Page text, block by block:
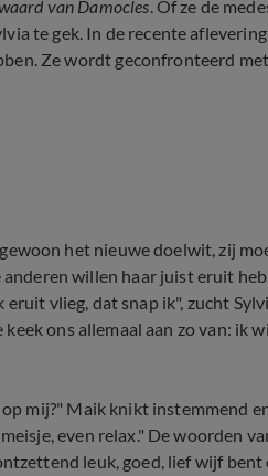
van Damocles. Of ze de
te gek. In de recente
Ze wordt geconfronteerd
het nieuwe doelwit, zij
anderen willen haar juist eruit
vlieg, dat snap ik", zucht
ons allemaal aan zo van: ik
mij?" Maik knikt instemmend
even relax." De woorden
leuk, goed, lief wijf bent